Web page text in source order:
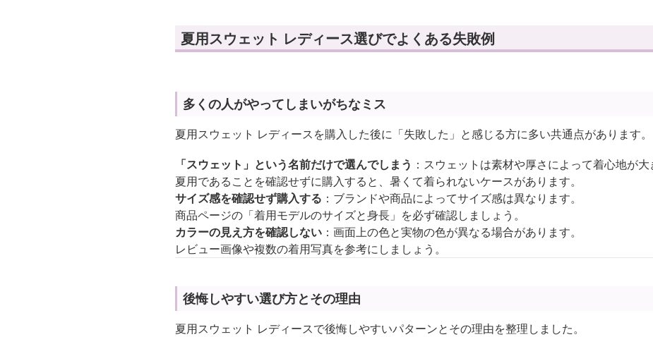
夏用スウェット レディース選びでよくある失敗例
多くの人がやってしまいがちなミス
夏用スウェット レディースを購入した後に「失敗した」と感じる方に多い共通点があります。
「スウェット」という名前だけで選んでしまう ：スウェットは素材や厚さによって着心地が大
夏用であることを確認せずに購入すると、暑くて着られないケースがあります。
サイズ感を確認せず購入する ：ブランドや商品によってサイズ感は異なります。
商品ページの「着用モデルのサイズと身長」を必ず確認しましょう。
カラーの見え方を確認しない ：画面上の色と実物の色が異なる場合があります。
レビュー画像や複数の着用写真を参考にしましょう。
後悔しやすい選び方とその理由
夏用スウェット レディースで後悔しやすいパターンとその理由を整理しました。